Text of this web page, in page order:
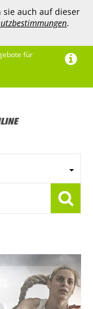
sie auch auf dieser
.
für